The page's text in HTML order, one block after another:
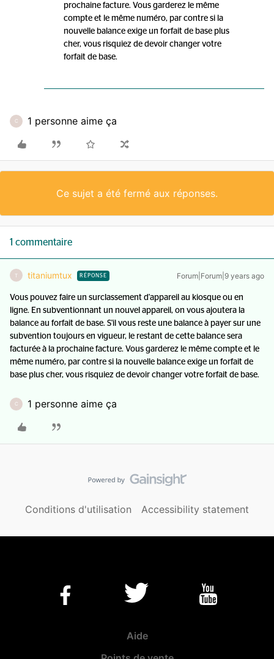
prochaine facture. Vous garderez le même
compte et le même numéro, par contre si la
nouvelle balance exige un forfait de base plus
cher, vous risquiez de devoir changer votre
forfait de base.
C 1 personne aime ça
Ce sujet a été fermé aux réponses.
1 commentaire
T titaniumtux RÉPONSE Forum|Forum|9 years ago
Vous pouvez faire un surclassement d'appareil au kiosque ou en
ligne. En subventionnant un nouvel appareil, on vous ajoutera la
balance au forfait de base. S'il vous reste une balance à payer sur une
subvention toujours en vigueur, le restant de cette balance sera
facturée à la prochaine facture. Vous garderez le même compte et le
même numéro, par contre si la nouvelle balance exige un forfait de
base plus cher, vous risquiez de devoir changer votre forfait de base.
C 1 personne aime ça
Conditions d'utilisation Accessibility statement
Aide